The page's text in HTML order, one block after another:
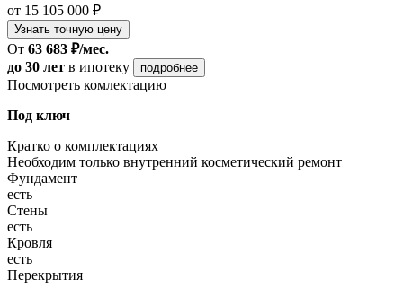
от 15 105 000 ₽
Узнать точную цену
От 63 683 ₽/мес.
до 30 лет в ипотеку подробнее
Посмотреть комлектацию
Под ключ
Кратко о комплектациях
Необходим только внутренний косметический ремонт
Фундамент
есть
Стены
есть
Кровля
есть
Перекрытия